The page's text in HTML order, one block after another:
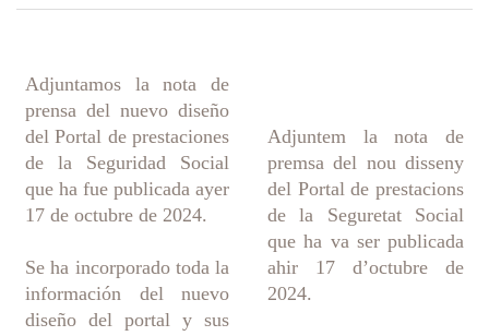
Adjuntamos la nota de
prensa del nuevo diseño
del Portal de prestaciones
de la Seguridad Social
que ha fue publicada ayer
17 de octubre de 2024.
Se ha incorporado toda la
información del nuevo
diseño del portal y sus
Adjuntem la nota de
premsa del nou disseny
del Portal de prestacions
de la Seguretat Social
que ha va ser publicada
ahir 17 d’octubre de
2024.